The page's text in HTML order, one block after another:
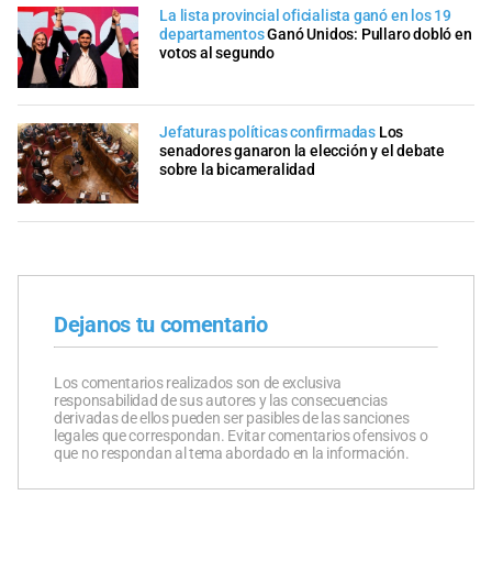
La lista provincial oficialista ganó en los 19
departamentosGanó Unidos: Pullaro dobló en
votos al segundo
Jefaturas políticas confirmadas Los
senadores ganaron la elección y el debate
sobre la bicameralidad
Dejanos tu comentario
Los comentarios realizados son de exclusiva
responsabilidad de sus autores y las consecuencias
derivadas de ellos pueden ser pasibles de las sanciones
legales que correspondan. Evitar comentarios ofensivos o
que no respondan al tema abordado en la información.